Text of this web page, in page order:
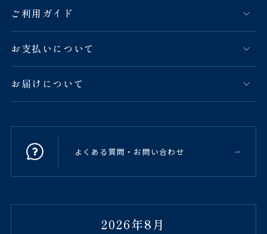
ご利用ガイド
お支払いについて
お届けについて
よくある質問・お問い合わせ
2026年8月